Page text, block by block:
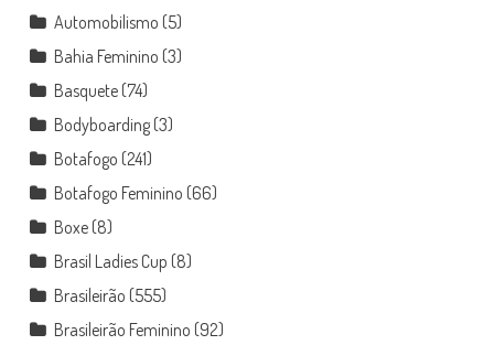
Automobilismo (5)
Bahia Feminino (3)
Basquete(74)
Bodyboarding(3)
Botafogo (241)
Botafogo Feminino (66)
Boxe(8)
Brasil Ladies Cup (8)
Brasileirão (555)
Brasileirão Feminino (92)